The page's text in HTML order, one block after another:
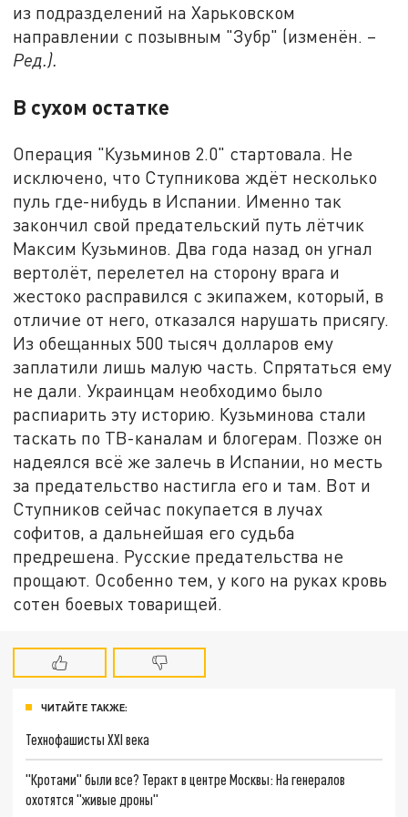
из подразделений на Харьковском
направлении с позывным "Зубр" (изменён. –
Ред.).
В сухом остатке
Операция "Кузьминов 2.0" стартовала. Не
исключено, что Ступникова ждёт несколько
пуль где-нибудь в Испании. Именно так
закончил свой предательский путь лётчик
Максим Кузьминов. Два года назад он угнал
вертолёт, перелетел на сторону врага и
жестоко расправился с экипажем, который, в
отличие от него, отказался нарушать присягу.
Из обещанных 500 тысяч долларов ему
заплатили лишь малую часть. Спрятаться ему
не дали. Украинцам необходимо было
распиарить эту историю. Кузьминова стали
таскать по ТВ-каналам и блогерам. Позже он
надеялся всё же залечь в Испании, но месть
за предательство настигла его и там. Вот и
Ступников сейчас покупается в лучах
софитов, а дальнейшая его судьба
предрешена. Русские предательства не
прощают. Особенно тем, у кого на руках кровь
сотен боевых товарищей.
ЧИТАЙТЕ ТАКЖЕ:
Технофашисты XXI века
"Кротами" были все? Теракт в центре Москвы: На генералов
охотятся "живые дроны"